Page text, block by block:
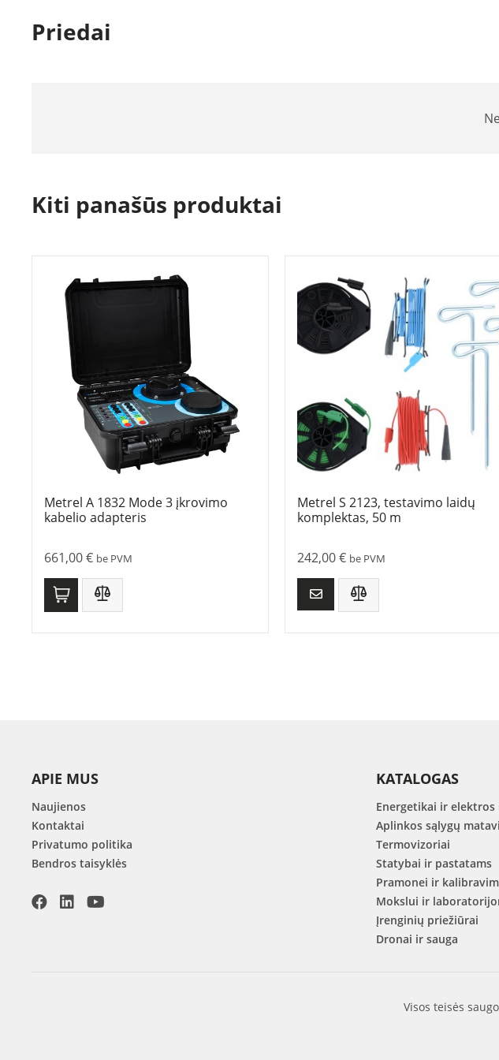
Priedai
Kiti panašūs produktai
Metrel A 1832 Mode 3 įkrovimo
kabelio adapteris
661,00€ be PVM
Metrel S 2123, testavimo laidų
komplektas, 50 m
242,00€ be PVM
APIE MUS
Naujienos
Kontaktai
Privatumo politika
Bendros taisyklės
KATALOGAS
Energetikai ir elektros
Aplinkos sąlygų
Termovizoriai
Statybai ir pastatams
Pramonei ir
Mokslui ir
Įrenginių priežiūrai
Dronai ir sauga
Visos teisės